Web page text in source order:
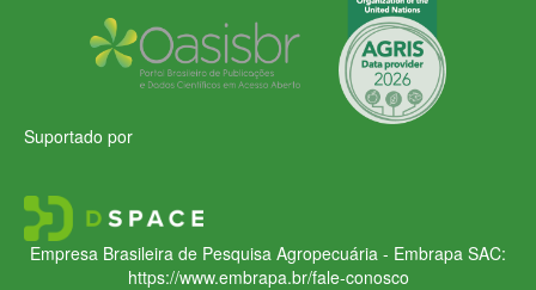
Suportado por
Empresa Brasileira de Pesquisa Agropecuária - Embrapa SAC:
https://www.embrapa.br/fale-conosco